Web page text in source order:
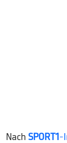
Nach SPORT1-